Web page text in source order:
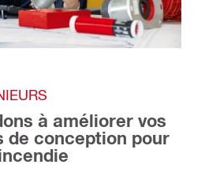
à améliorer vos
de conception pour